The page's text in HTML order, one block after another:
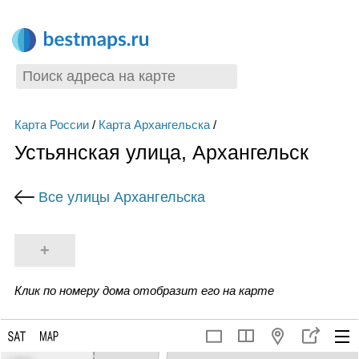
Карта России/ Карта Архангельска/
Устьянская улица, Архангельск
Все улицы Архангельска
+
Клик по номеру дома отобразит его на карте